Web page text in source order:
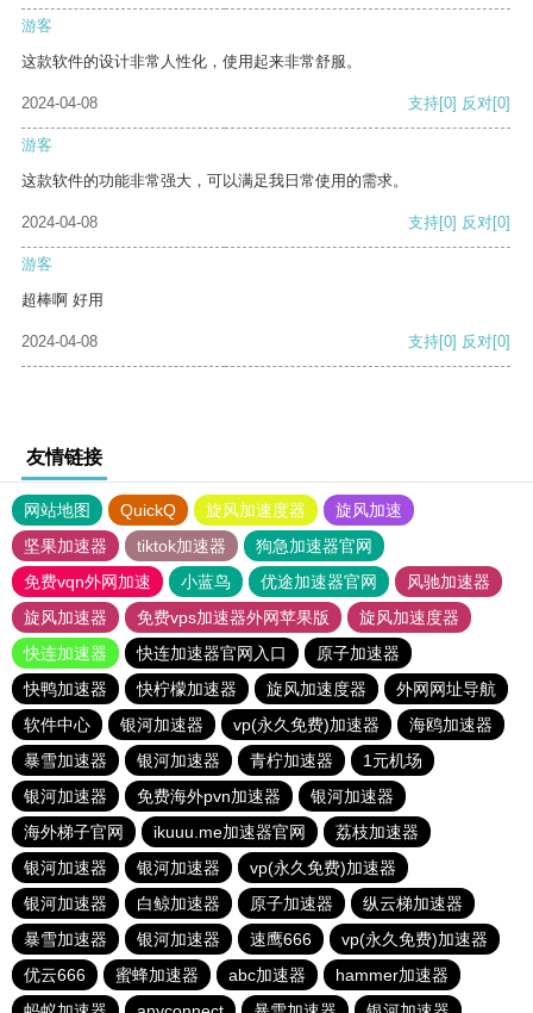
游客
这款软件的设计非常人性化，使用起来非常舒服。
2024-04-08 支持[0] 反对[0]
游客
这款软件的功能非常强大，可以满足我日常使用的需求。
2024-04-08 支持[0] 反对[0]
游客
超棒啊 好用
2024-04-08 支持[0] 反对[0]
友情链接
网站地图 QuickQ 旋风加速度器
旋风加速
坚果加速器
tiktok加速器
狗急加速器官网
免费vqn外网加速
小蓝鸟 优途加速器官网
风驰加速器
旋风加速器
免费vps加速器外网苹果版
旋风加速度器
快连加速器
快连加速器官网入口
原子加速器
快鸭加速器
快柠檬加速器 旋风加速度器
外网网址导航
软件中心
银河加速器 vp(永久免费)加速器
海鸥加速器
暴雪加速器
银河加速器 青柠加速器
1元机场
银河加速器
免费海外pvn加速器
银河加速器
海外梯子官网
ikuuu.me加速器官网
荔枝加速器
银河加速器
银河加速器
vp(永久免费)加速器
银河加速器
白鲸加速器 原子加速器
纵云梯加速器
暴雪加速器
银河加速器 速鹰666
vp(永久免费)加速器
优云666
蜜蜂加速器 abc加速器
hammer加速器